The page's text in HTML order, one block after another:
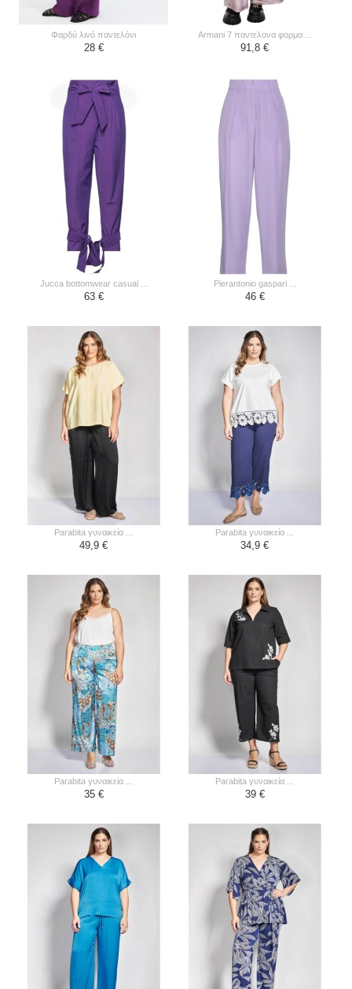
φαρδύ λινό παντελόνι
28 €
armani 7 παντελονα φορμα ...
91,8 €
jucca bottomwear casual ...
63 €
pierantonio gaspari ...
46 €
parabita γυναικεία ...
49,9 €
parabita γυναικεία ...
34,9 €
parabita γυναικεία ...
35 €
parabita γυναικεία ...
39 €